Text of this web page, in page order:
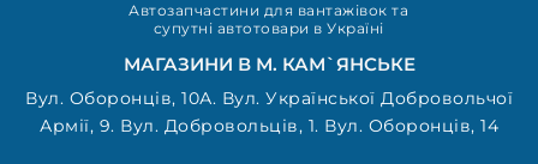
Автозапчастини для вантажівок та
супутні автотовари в Україні
МАГАЗИНИ В М. КАМ`ЯНСЬКЕ
Вул. Оборонців, 10А. Вул. Української Добровольчої
Армії, 9. Вул. Добровольців, 1. Вул. Оборонців, 14